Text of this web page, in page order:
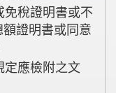
證明書或同意